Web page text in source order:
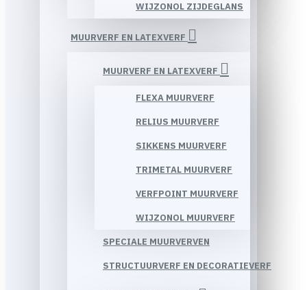
WIJZONOL ZIJDEGLANS
MUURVERF EN LATEXVERF
MUURVERF EN LATEXVERF
FLEXA MUURVERF
RELIUS MUURVERF
SIKKENS MUURVERF
TRIMETAL MUURVERF
VERFPOINT MUURVERF
WIJZONOL MUURVERF
SPECIALE MUURVERVEN
STRUCTUURVERF EN DECORATIEVERF